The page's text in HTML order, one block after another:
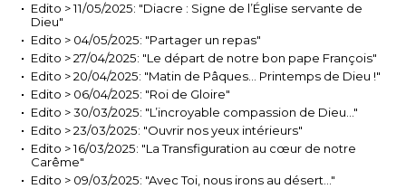
Edito > 11/05/2025: "Diacre : Signe de l’Église servante de
Dieu"
Edito > 04/05/2025: "Partager un repas"
Edito > 27/04/2025: "Le départ de notre bon pape François"
Edito > 20/04/2025: "Matin de Pâques… Printemps de Dieu !"
Edito > 06/04/2025: "Roi de Gloire"
Edito > 30/03/2025: "L’incroyable compassion de Dieu…"
Edito > 23/03/2025: "Ouvrir nos yeux intérieurs"
Edito > 16/03/2025: "La Transfiguration au cœur de notre
Carême"
Edito > 09/03/2025: "Avec Toi, nous irons au désert…"